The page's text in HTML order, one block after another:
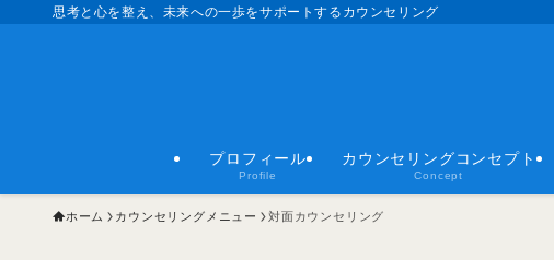
思考と心を整え、未来への一歩をサポートするカウンセリング
プロフィール
Profile
カウンセリングコンセプト
Concept
ホーム カウンセリングメニュー 対面カウンセリング